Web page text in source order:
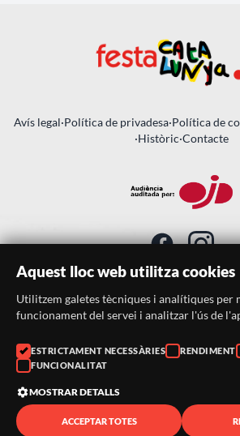
Avís legal·Política de privadesa·Política de
·Històric·Contacte
SUBSCRIU-TE AL
Telèfon:
938046359
Correu:
© 2026 ·FestaCatalunya
— Tots els
Aquest lloc web utilitza cookies
Utilitzem galetes tècniques i analítiques per
funcionament del servei i analitzar l'ús de
ESTRICTAMENT NECESSÀRIES RENDIMENT
FUNCIONALITAT
MOSTRAR DETALLS
ACCEPTAR TOTES